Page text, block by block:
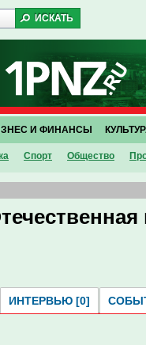
Спорт Общество
И ФИНАНСЫ
ИНТЕРВЬЮ [0]